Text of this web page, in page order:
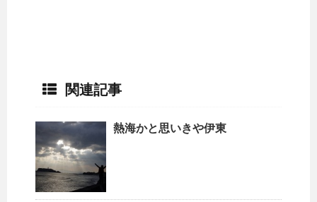
関連記事
熱海かと思いきや伊東